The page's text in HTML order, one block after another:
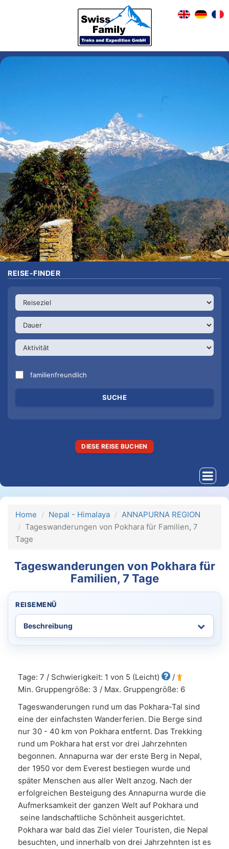
REISE-FINDER
familienfreundlich
DIESE REISE BUCHEN
Home Nepal - Himalaya
ANNAPURNA REGION
Tageswanderungen von Pokhara für Familien, 7
Tage
Tageswanderungen von Pokhara für
Familien, 7 Tage
REISEMENÜ
Tage: 7 / Schwierigkeit: 1 von 5 (Leicht)
/
Min. Gruppengröße: 3 / Max. Gruppengröße: 6
Tageswanderungen rund um das Pokhara-Tal sind
eine der einfachsten Wanderferien. Die Berge sind
nur 30 - 40 km von Pokhara entfernt. Das Trekking
rund um Pokhara hat erst vor drei Jahrzehnten
begonnen. Annapurna war der erste Berg in Nepal,
der 1950 vor dem Everest bestiegen wurde und
später Menschen aus aller Welt anzog. Nach der
erfolgreichen Besteigung des Annapurna wurde die
Aufmerksamkeit der ganzen Welt auf Pokhara und
seine landschaftliche Schönheit ausgerichtet.
Pokhara war bald das Ziel vieler Touristen, die Nepal
besuchten, und innerhalb von drei Jahrzehnten ist es